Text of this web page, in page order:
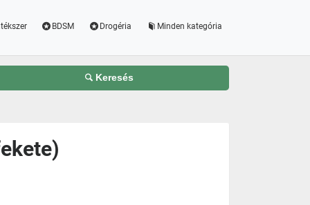
BDSM Drogéria Minden kategória
Keresés